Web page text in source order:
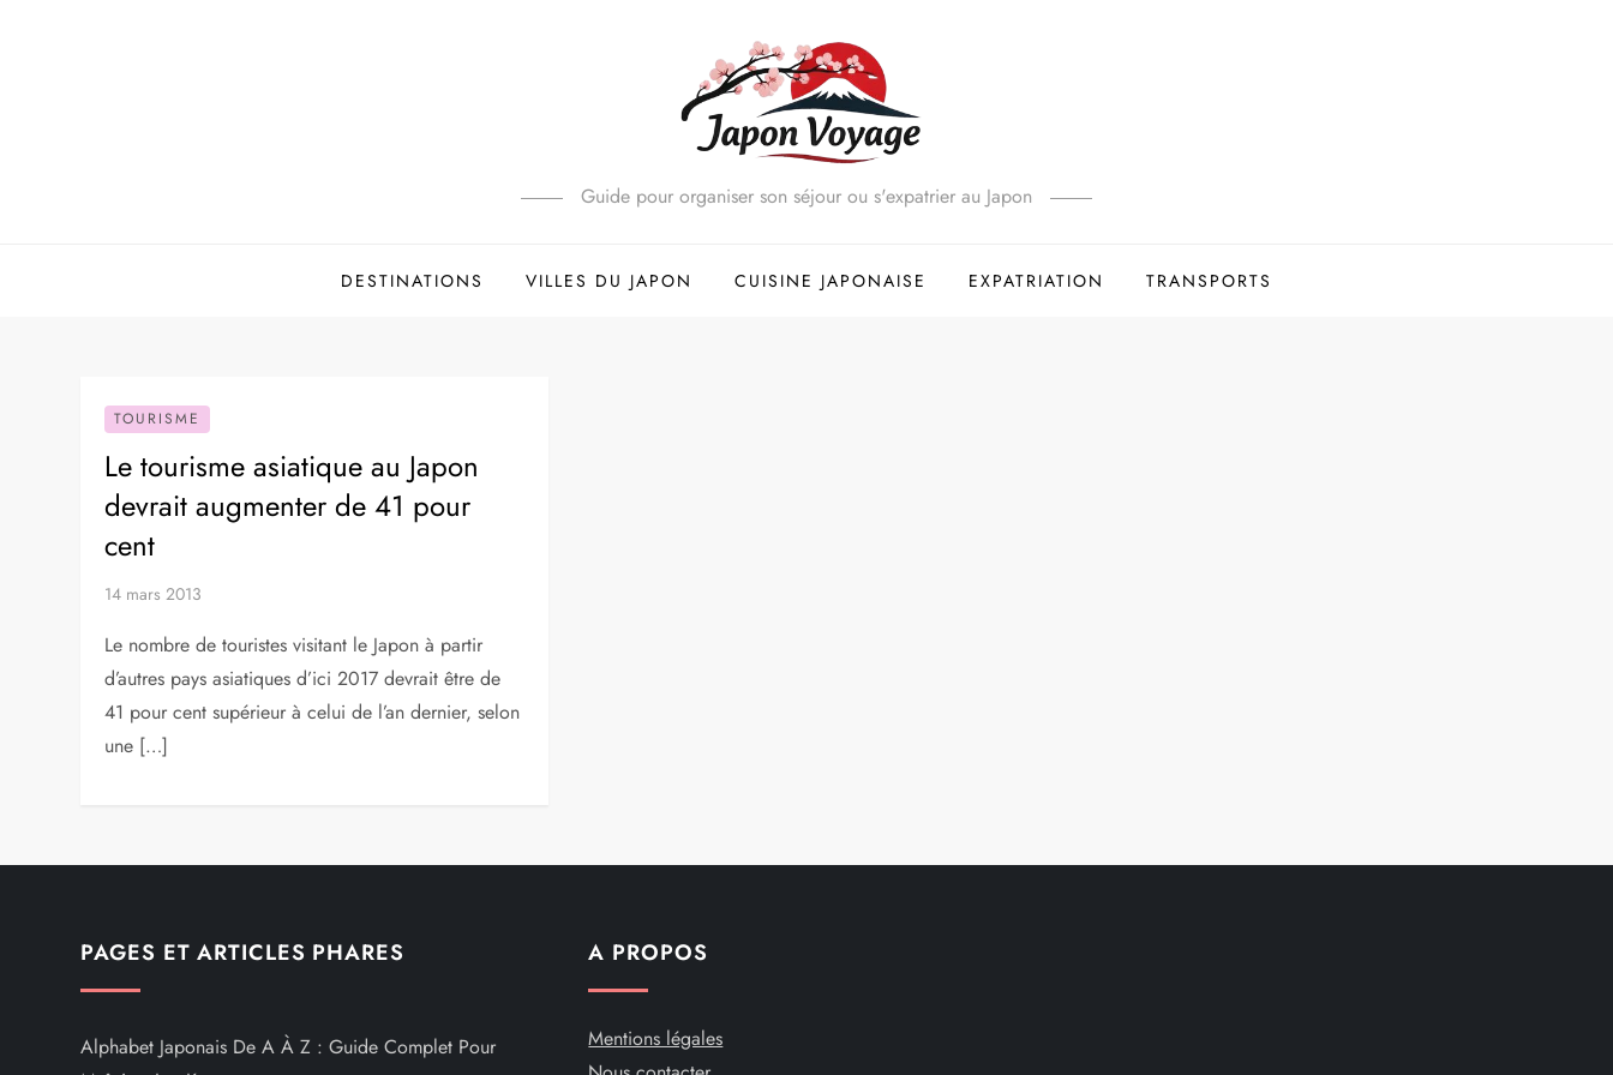
Guide pour organiser son séjour ou s'expatrier au Japon
DESTINATIONS VILLES DU JAPON CUISINE JAPONAISE EXPATRIATION TRANSPORTS
TOURISME
Le tourisme asiatique au Japon
devrait augmenter de 41 pour
cent
14 mars 2013
Le nombre de touristes visitant le Japon à partir
d’autres pays asiatiques d’ici 2017 devrait être de
41 pour cent supérieur à celui de l’an dernier, selon
une […]
PAGES ET ARTICLES PHARES
Alphabet Japonais De A À Z : Guide Complet Pour
A PROPOS
Mentions légales